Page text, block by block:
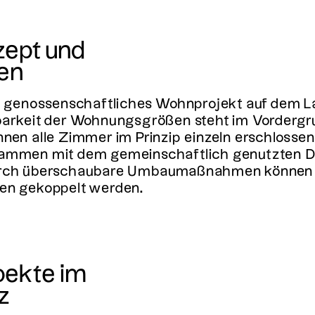
und
genossenschaftliches Wohnprojekt auf dem
der Wohnungsgrößen steht im
alle Zimmer im Prinzip einzeln
mit dem gemeinschaftlich genutzten
überschaubare Umbaumaßnahmen
gekoppelt werden.
im